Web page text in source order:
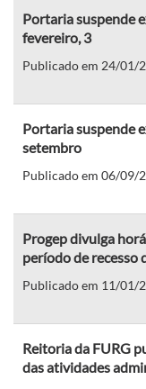
Portaria suspende
fevereiro, 3
Publicado em 24/01/
Portaria suspende
setembro
Publicado em 06/09/
Progep divulga
período de recesso
Publicado em 11/01/
Reitoria da FURG
das atividades